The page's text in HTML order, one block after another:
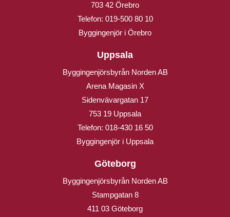
703 42 Örebro
Telefon: 019-500 80 10
Byggingenjör i Örebro
Uppsala
Byggingenjörsbyrån Norden AB
Arena Magasin X
Sidenvävargatan 17
753 19 Uppsala
Telefon: 018-430 16 50
Byggingenjör i Uppsala
Göteborg
Byggingenjörsbyrån Norden AB
Stampgatan 8
411 03 Göteborg